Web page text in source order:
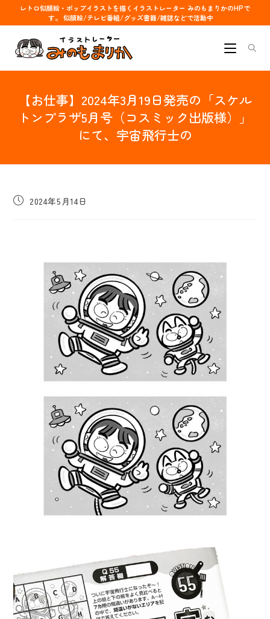
レトロ似顔絵・ポップイラストを描くイラストレーター みのもまりかのHPで
す。 似顔絵/テレビ番組/グッズ書籍/雑誌などで活動中
【お仕事】2024年3月19日発売の「スケル
トンプラザ5月号（コスミック出版様）」
にて、宇宙飛行士の
投
2024年5月14日